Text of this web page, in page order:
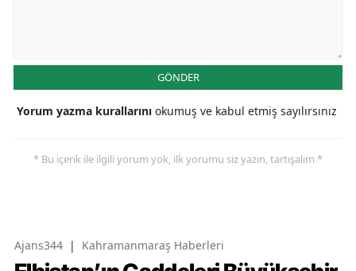
GÖNDER
Yorum yazma kurallarını okumuş ve kabul etmiş sayılırsınız
* Bu içerik ile ilgili yorum yok, ilk yorumu siz yazın, tartışalım *
Ajans344 | Kahramanmaraş Haberleri